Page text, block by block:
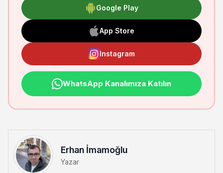
Google Play
App Store
Instagram
WhatsApp Kanalımıza Katılın
Erhan İmamoğlu
Yazar